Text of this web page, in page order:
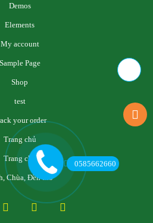
Demos
Elements
My account
Sample Page
Shop
test
your order
Trang chủ
Trang chủ
Chùa, Đền thờ
TwitterYouTube
0585662660